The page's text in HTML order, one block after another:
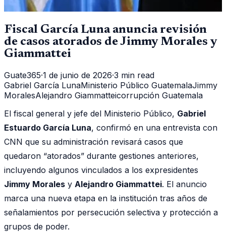
Fiscal García Luna anuncia revisión
de casos atorados de Jimmy Morales y
Giammattei
Guate365·1 de junio de 2026·3 min read
Gabriel García LunaMinisterio Público GuatemalaJimmy
MoralesAlejandro Giammatteicorrupción Guatemala
El fiscal general y jefe del Ministerio Público, Gabriel
Estuardo García Luna, confirmó en una entrevista con
CNN que su administración revisará casos que
quedaron “atorados” durante gestiones anteriores,
incluyendo algunos vinculados a los expresidentes
Jimmy Morales y Alejandro Giammattei. El anuncio
marca una nueva etapa en la institución tras años de
señalamientos por persecución selectiva y protección a
grupos de poder.